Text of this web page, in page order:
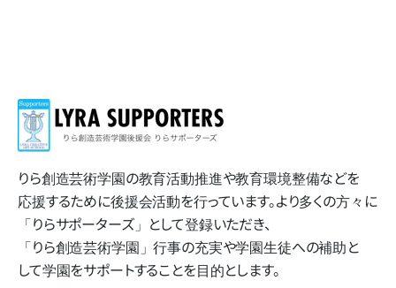
りら創造芸術学園の​教育活動推進や​教育環境整備などを​
応援する​ために​後援会活動を​行っています。​より​多くの​方​々に​
「りらサポーターズ」と​して​登録いただき、​
「りら創造芸術学園」​行事の​充実や​学園生徒への​補助と​
して​学園を​サポートする​ことを​目的とします。